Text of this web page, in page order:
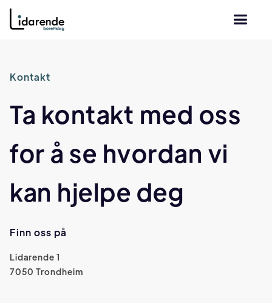
Kontakt
Ta kontakt med oss
for å se hvordan vi
kan hjelpe deg
Finn oss på
Lidarende 1
7050 Trondheim